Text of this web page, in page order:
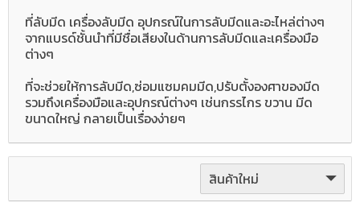
ที่ลับมีด เครื่องลับมีด อุปกรณ์ในการลับมีดและอะไหล่ต่างๆ
จากแบรด์ชั้นนำที่มีชื่อเสียงในด้านการลับมีดและเครื่องมือ
ต่างๆ
ที่จะช่วยให้การลับมีด,ซ่อมแซมคมมีด,ปรับตั้งองศาของมีด
รวมถึงเครื่องมือและอุปกรณ์ต่างๆ เช่นกรรไกร ขวาน มีด
ขนาดใหญ่ กลายเป็นเรื่องง่ายๆ
สินค้าใหม่